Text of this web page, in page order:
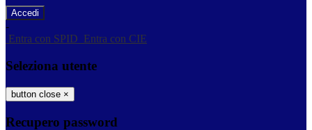
-
Entra con SPID Entra con CIE
Seleziona utente
button close ×
Recupero password